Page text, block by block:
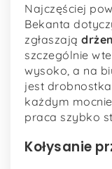
Najczęściej
Bekanta
zgłaszają
szczególnie
wysoko, a na
jest
każdym
praca szybko
Kołysanie